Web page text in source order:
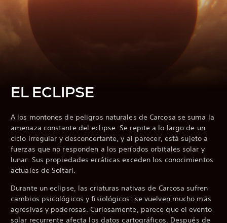
EL ECLIPSE
A los montones de peligros naturales de Carcosa se suma la
amenaza constante del eclipse. Se repite a lo largo de un
ciclo irregular y desconcertante, y al parecer, está sujeto a
fuerzas que no responden a los períodos orbitales solar y
lunar. Sus propiedades erráticas exceden los conocimientos
actuales de Soltari.
Durante un eclipse, las criaturas nativas de Carcosa sufren
cambios psicológicos y fisiológicos: se vuelven mucho más
agresivas y poderosas. Curiosamente, parece que el evento
solar recurrente afecta los datos cartográficos. Después de